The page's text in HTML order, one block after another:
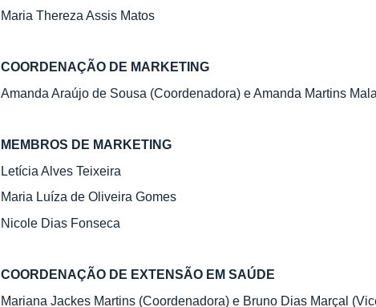
Maria Thereza Assis Matos
COORDENAÇÃO DE MARKETING
Amanda Araújo de Sousa (Coordenadora) e Amanda Martins
MEMBROS DE MARKETING
Letícia Alves Teixeira
Maria Luíza de Oliveira Gomes
Nicole Dias Fonseca
COORDENAÇÃO DE EXTENSÃO EM SAÚDE
Mariana Jackes Martins (Coordenadora) e Bruno Dias Marçal